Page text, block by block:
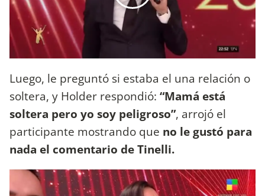
Luego, le preguntó si estaba el una relación o
soltera, y Holder respondió: “Mamá está
soltera pero yo soy peligroso”, arrojó el
participante mostrando que no le gustó para
nada el comentario de Tinelli.